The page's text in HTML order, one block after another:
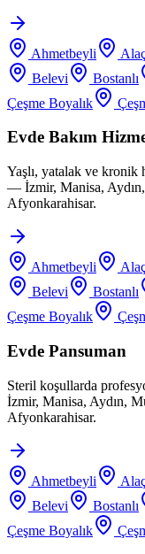
Ahmetbeyli
Belevi
Bostanlı
Çeşme Boyalık
Evde Bakım
Yaşlı, yatalak ve kronik
— İzmir, Manisa,
Afyonkarahisar.
Ahmetbeyli
Belevi
Bostanlı
Çeşme Boyalık
Evde Pansuman
Steril koşullarda
İzmir, Manisa, Aydın,
Afyonkarahisar.
Ahmetbeyli
Belevi
Bostanlı
Çeşme Boyalık